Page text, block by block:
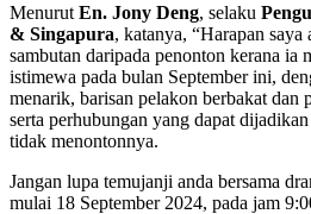
Menurut En. Jony Deng, selaku
& Singapura, katanya, “Harapan
sambutan daripada penonton kerana ia
istimewa pada bulan September ini,
menarik, barisan pelakon berbakat dan
serta perhubungan yang dapat
tidak menontonnya.
Jangan lupa temujanji anda bersama
mulai 18 September 2024, pada jam